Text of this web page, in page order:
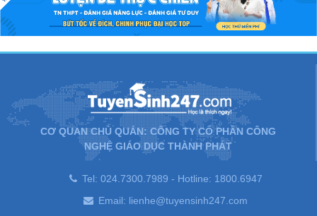
CƠ QUAN CHỦ QUẢN: CÔNG TY CỔ PHẦN CÔNG
NGHỆ GIÁO DỤC THÀNH PHÁT
Tel: 024.7300.7989 - Hotline: 1800.6947
Email: lienhe@tuyensinh247.com